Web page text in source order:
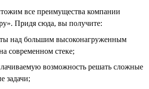
все преимущества компании
Придя сюда, вы получите:
над большим высоконагруженным
современном стеке;
возможность решать сложные
задачи;